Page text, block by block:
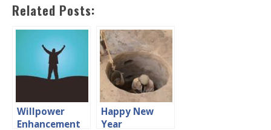
Related Posts:
Willpower
Enhancement
Happy New
Year